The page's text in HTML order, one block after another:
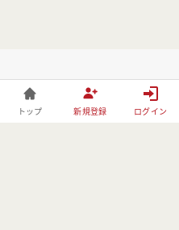
トップ 新規登録 ログイン